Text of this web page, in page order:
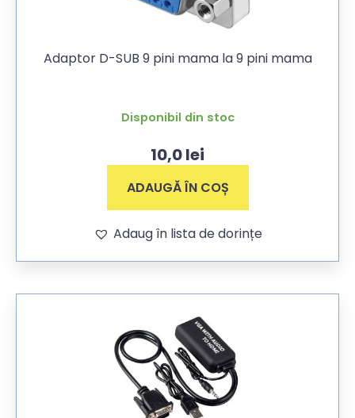
Adaptor D-SUB 9 pini mama la 9 pini mama
Disponibil din stoc
10,0lei
ADAUGĂ ÎN COȘ
Adaug în lista de dorințe